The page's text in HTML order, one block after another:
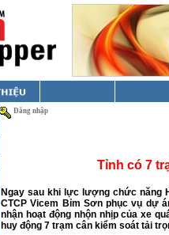
Đăng nhập
Tỉnh có 7
Ngay sau khi lực lượng chức năng
CTCP Vicem Bỉm Sơn phục vụ dự
nhận hoạt động nhộn nhịp của xe
huy động 7 trạm cân kiểm soát tải